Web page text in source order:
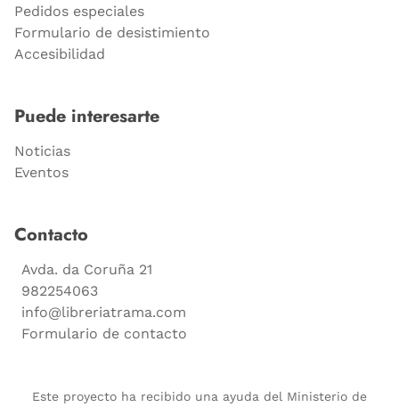
Pedidos especiales
Formulario de desistimiento
Accesibilidad
Puede interesarte
Noticias
Eventos
Contacto
Avda. da Coruña 21
982254063
info@libreriatrama.com
Formulario de contacto
Este proyecto ha recibido una ayuda del Ministerio de